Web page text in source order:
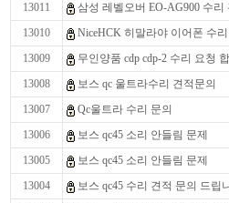
13011
삼성 레벨오버 EO-AG900 수
13010
NiceHCK 히말라야 이어폰 수
13009
무인양품 cdp cdp-2 수리 요청
13008
보스 qc 울트라수리 견적문의
13007
Qc울트라 수리 문의
13006
보스 qc45 소리 안들림 문제
13005
보스 qc45 소리 안들림 문제
13004
보스 qc45 수리 견적 문의 드립